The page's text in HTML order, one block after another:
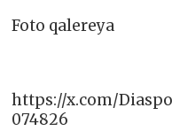
Foto qalereya
https://x.com/
074826